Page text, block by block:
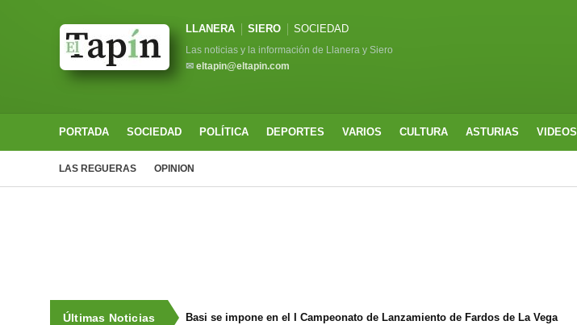
LLANERA SIERO SOCIEDAD
Las noticias y la información de Llanera y Siero
✉ eltapin@eltapin.com
PORTADA SOCIEDAD POLÍTICA DEPORTES VARIOS CULTURA ASTURIAS VIDEOS
LAS REGUERAS OPINION
Últimas Noticias Basi se impone en el I Campeonato de Lanzamiento de Fardos de La Vega